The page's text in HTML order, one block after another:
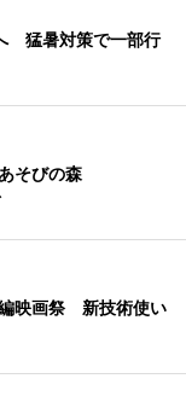
猛暑対策で一部行
そびの森
映画祭 新技術使い